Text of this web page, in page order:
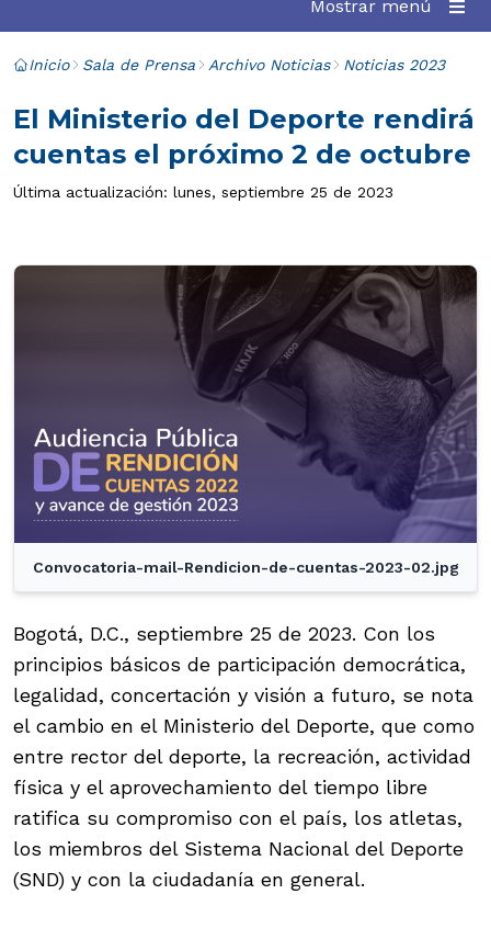
Mostrar menú
Inicio Sala de Prensa Archivo Noticias Noticias 2023
El Ministerio del Deporte rendirá
cuentas el próximo 2 de octubre
Última actualización: lunes, septiembre 25 de 2023
Convocatoria-mail-Rendicion-de-cuentas-2023-02.jpg
Bogotá, D.C., septiembre 25 de 2023. Con los
principios básicos de participación democrática,
legalidad, concertación y visión a futuro, se nota
el cambio en el Ministerio del Deporte, que como
entre rector del deporte, la recreación, actividad
física y el aprovechamiento del tiempo libre
ratifica su compromiso con el país, los atletas,
los miembros del Sistema Nacional del Deporte
(SND) y con la ciudadanía en general.